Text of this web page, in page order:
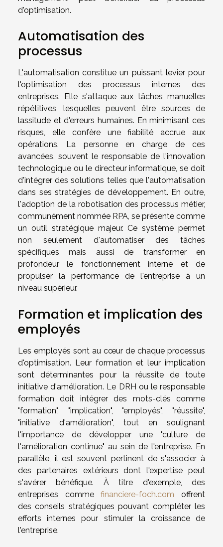
d'optimisation.
Automatisation des
processus
L'automatisation constitue un puissant levier pour
l'optimisation des processus internes des
entreprises. Elle s'attaque aux tâches manuelles
répétitives, lesquelles peuvent être sources de
lassitude et d'erreurs humaines. En minimisant ces
risques, elle confère une fiabilité accrue aux
opérations. La personne en charge de ces
avancées, souvent le responsable de l'innovation
technologique ou le directeur informatique, se doit
d'intégrer des solutions telles que l'automatisation
dans ses stratégies de développement. En outre,
l'adoption de la robotisation des processus métier,
communément nommée RPA, se présente comme
un outil stratégique majeur. Ce système permet
non seulement d'automatiser des tâches
spécifiques mais aussi de transformer en
profondeur le fonctionnement interne et de
propulser la performance de l'entreprise à un
niveau supérieur.
Formation et implication des
employés
Les employés sont au cœur de chaque processus
d'optimisation. Leur formation et leur implication
sont déterminantes pour la réussite de toute
initiative d'amélioration. Le DRH ou le responsable
formation doit intégrer des mots-clés comme
"formation", "implication", "employés", "réussite",
"initiative d'amélioration", tout en soulignant
l'importance de développer une "culture de
l'amélioration continue" au sein de l'entreprise. En
parallèle, il est souvent pertinent de s'associer à
des partenaires extérieurs dont l'expertise peut
s'avérer bénéfique. À titre d'exemple, des
entreprises commefinanciere-foch.com offrent
des conseils stratégiques pouvant compléter les
efforts internes pour stimuler la croissance de
l'entreprise.